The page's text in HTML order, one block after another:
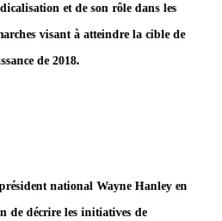
et de son rôle dans les
visant à atteindre la cible de
de 2018.
national Wayne Hanley en
de décrire les initiatives de